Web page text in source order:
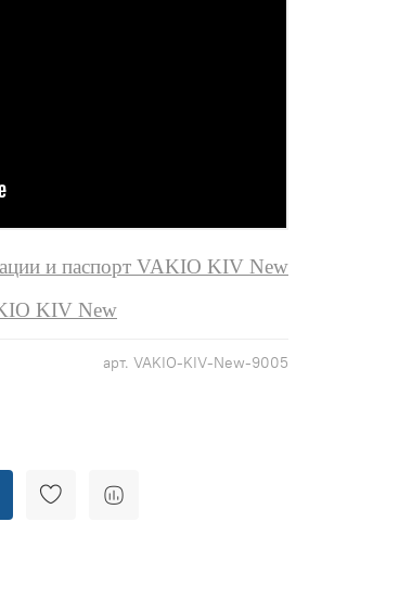
арт. VAKIO-KIV-New-9005
и паспорт VAKIO KIV New
KIV New